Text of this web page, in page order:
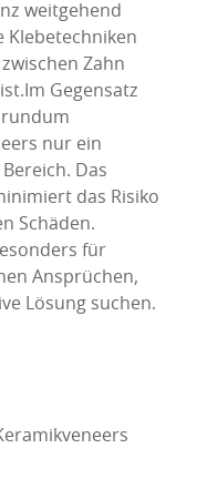
weitgehend
Klebetechniken
Zahn
Gegensatz
rundum
nur ein
Das
das Risiko
Schäden.
für
Ansprüchen,
Lösung suchen.